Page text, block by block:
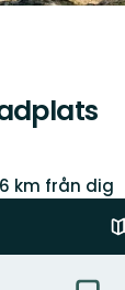
km från dig